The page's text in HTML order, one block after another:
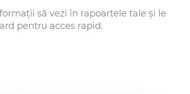
să vezi în rapoartele tale și le
pentru acces rapid.